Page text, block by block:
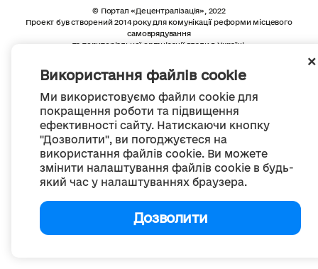
Використання файлів cookie
Ми використовуємо файли cookie для
покращення роботи та підвищення
ефективності сайту. Натискаючи кнопку
"Дозволити", ви погоджуєтеся на
використання файлів cookie. Ви можете
змінити налаштування файлів cookie в будь-
який час у налаштуваннях браузера.
Дозволити
© Портал «Децентралізація», 2022
Проект був створений 2014 року для комунікації реформи місцевого
самоврядування
та територіальної організації влади в Україні.
Весь контент доступний за ліцензією
Creative Commons Attribution 4.0 International license,
якщо не зазначено інше